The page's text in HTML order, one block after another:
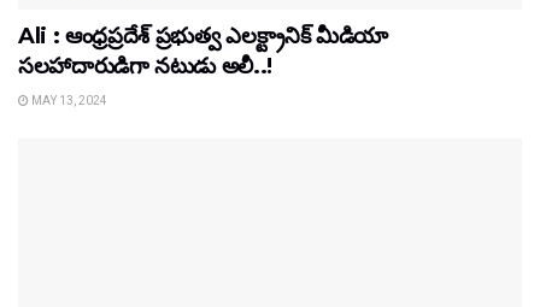
Ali : ఆంధ్రప్రదేశ్ ప్రభుత్వ ఎలక్ట్రానిక్‌ మీడియా
సలహాదారుడిగా నటుడు అలీ..!
MAY 13, 2024